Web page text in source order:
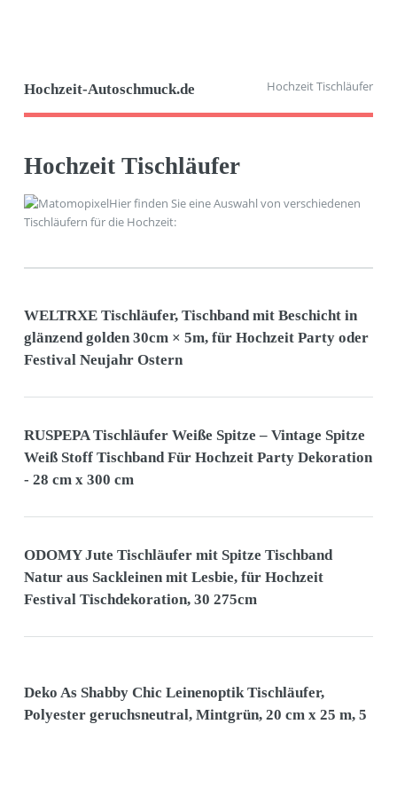
Hochzeit-Autoschmuck.de Hochzeit Tischläufer
Hochzeit Tischläufer
Hier finden Sie eine Auswahl von verschiedenen
Tischläufern für die Hochzeit:
WELTRXE Tischläufer, Tischband mit Beschicht in
glänzend golden 30cm × 5m, für Hochzeit Party oder
Festival Neujahr Ostern
RUSPEPA Tischläufer Weiße Spitze – Vintage Spitze
Weiß Stoff Tischband Für Hochzeit Party Dekoration
- 28 cm x 300 cm
ODOMY Jute Tischläufer mit Spitze Tischband
Natur aus Sackleinen mit Lesbie, für Hochzeit
Festival Tischdekoration, 30 275cm
Deko As Shabby Chic Leinenoptik Tischläufer,
Polyester geruchsneutral, Mintgrün, 20 cm x 25 m, 5